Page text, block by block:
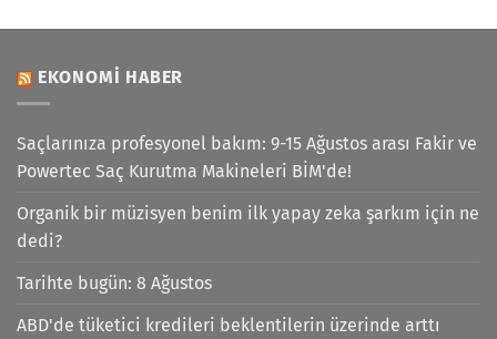
EKONOMI HABER
Saçlarınıza profesyonel bakım: 9-15 Ağustos arası Fakir ve
Powertec Saç Kurutma Makineleri BİM'de!
Organik bir müzisyen benim ilk yapay zeka şarkım için ne
dedi?
Tarihte bugün: 8 Ağustos
ABD'de tüketici kredileri beklentilerin üzerinde arttı